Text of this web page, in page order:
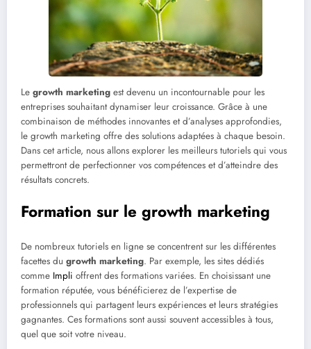
Le growth marketing est devenu un incontournable pour les
entreprises souhaitant dynamiser leur croissance. Grâce à une
combinaison de méthodes innovantes et d’analyses approfondies,
le growth marketing offre des solutions adaptées à chaque besoin.
Dans cet article, nous allons explorer les meilleurs tutoriels qui vous
permettront de perfectionner vos compétences et d’atteindre des
résultats concrets.
Formation sur le growth marketing
De nombreux tutoriels en ligne se concentrent sur les différentes
facettes du growth marketing. Par exemple, les sites dédiés
comme Impli offrent des formations variées. En choisissant une
formation réputée, vous bénéficierez de l’expertise de
professionnels qui partagent leurs expériences et leurs stratégies
gagnantes. Ces formations sont aussi souvent accessibles à tous,
quel que soit votre niveau.